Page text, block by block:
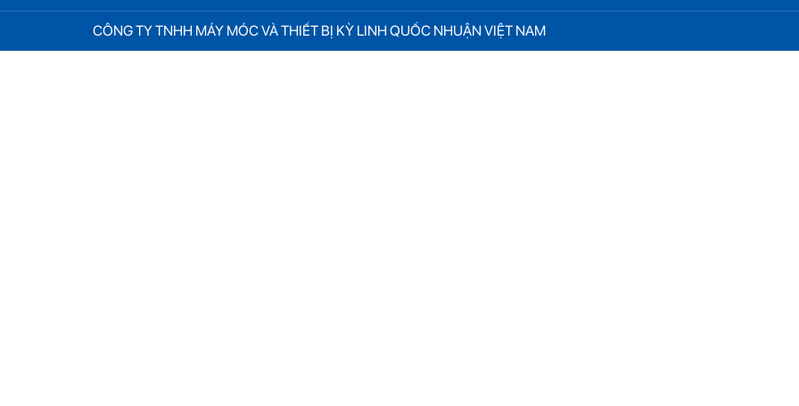
CÔNG TY TNHH MÁY MÓC VÀ THIẾT BỊ KỲ LINH QUỐC NHUẬN VIỆT NAM